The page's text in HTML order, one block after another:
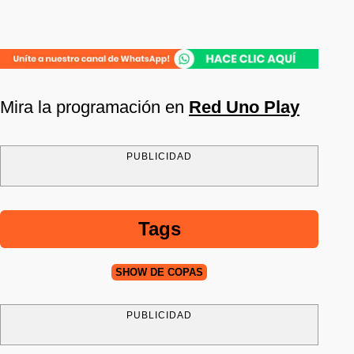
Mira la programación en Red Uno Play
PUBLICIDAD
Tags
SHOW DE COPAS
PUBLICIDAD